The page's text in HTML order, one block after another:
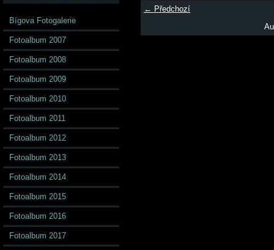
Bígova Fotogalerie
Fotoalbum 2007
Fotoalbum 2008
Fotoalbum 2009
Fotoalbum 2010
Fotoalbum 2011
Fotoalbum 2012
Fotoalbum 2013
Fotoalbum 2014
Fotoalbum 2015
Fotoalbum 2016
Fotoalbum 2017
← Předchozí